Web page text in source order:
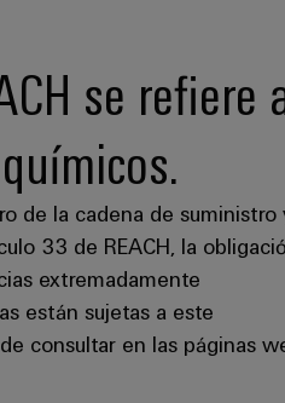
se refiere
de la cadena de suministro
33 de REACH, la
extremadamente
están sujetas a este
consultar en las páginas